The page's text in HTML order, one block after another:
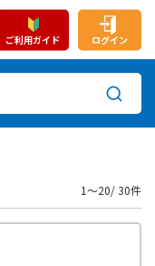
ご利用ガイド ログイン
1〜20/ 30件